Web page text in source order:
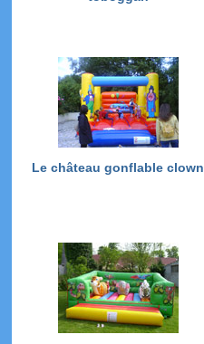
Le château gonflable clown